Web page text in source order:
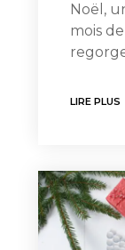
Noël,
mois
LIRE PLUS